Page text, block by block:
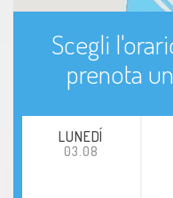
Scegli
prenota
LUNEDÍ
03.08